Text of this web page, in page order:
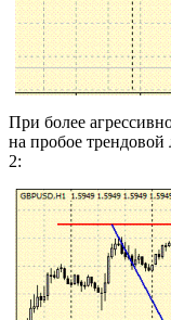
При более
на пробое
2: